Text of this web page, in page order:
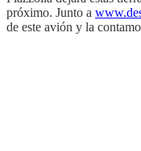
próximo. Junto a
de este avión y la